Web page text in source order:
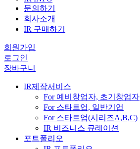
문의하기
회사소개
IR 구매하기
회원가입
로그인
장바구니
IR제작서비스
For 예비창업자, 초기창업자
For 스타트업, 일반기업
For 스타트업(시리즈A,B,C)
IR 비즈니스 큐레이션
포트폴리오